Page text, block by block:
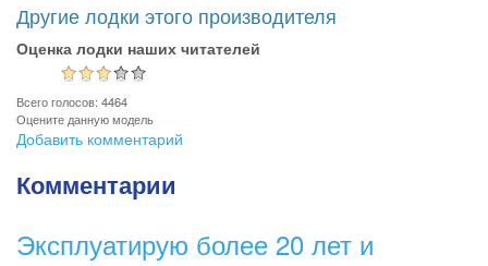
Другие лодки этого производителя
Оценка лодки наших читателей
Всего голосов: 4464
Оцените данную модель
Добавить комментарий
Комментарии
Эксплуатирую более 20 лет и